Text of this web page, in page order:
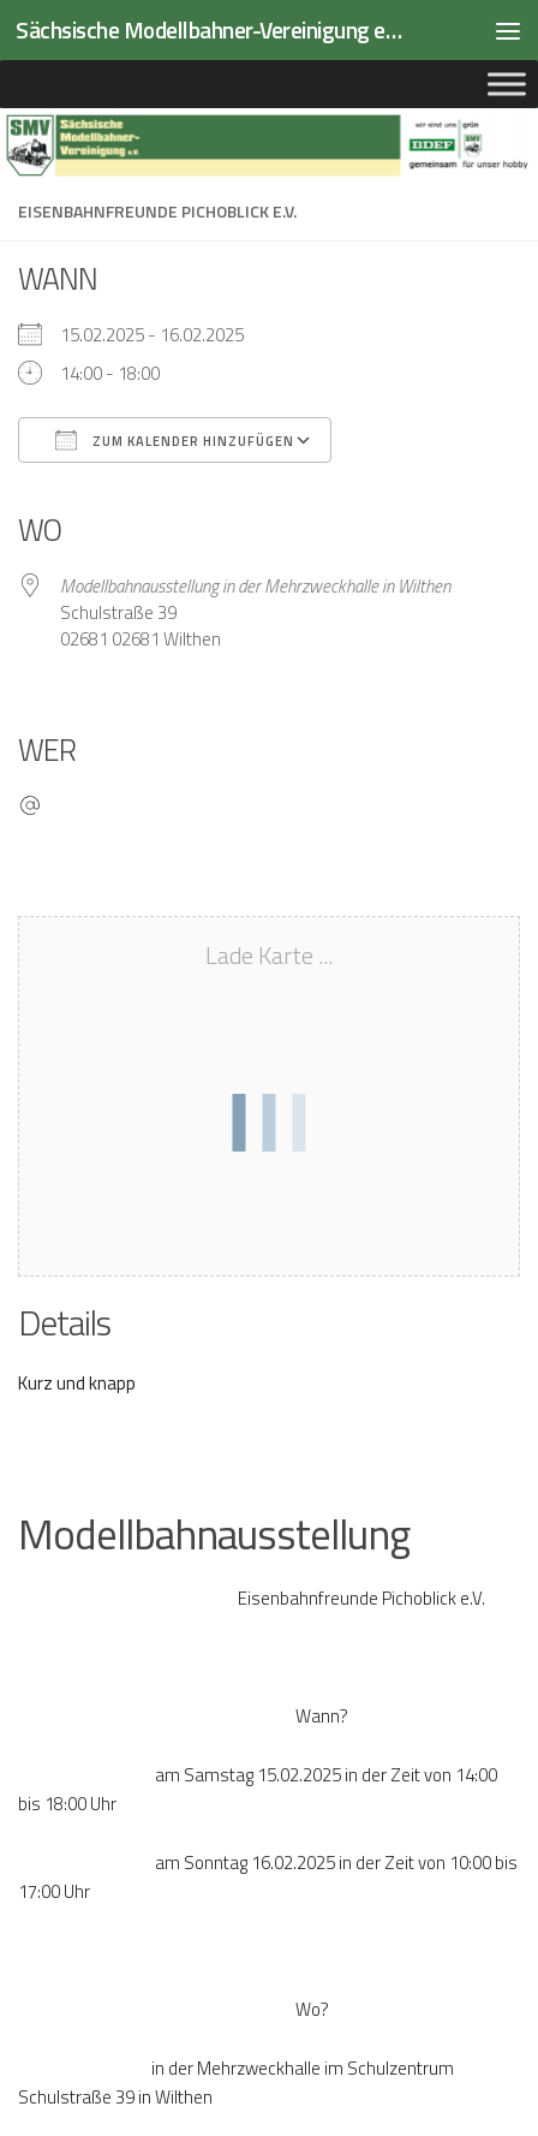
Zum Inhalt springen Sächsische Modellbahner-Vereinigung e.V.
EISENBAHNFREUNDE PICHOBLICK E.V.
WANN
15.02.2025 - 16.02.2025
14:00 - 18:00
ZUM KALENDER HINZUFÜGEN
WO
Modellbahnausstellung in der Mehrzweckhalle in Wilthen
Schulstraße 39
02681 02681 Wilthen
WER
Lade Karte ...
Details
Kurz und knapp
Modellbahnausstellung
Eisenbahnfreunde Pichoblick e.V.
Wann?
am Samstag 15.02.2025 in der Zeit von 14:00
bis 18:00 Uhr
am Sonntag 16.02.2025 in der Zeit von 10:00 bis
17:00 Uhr
Wo?
in der Mehrzweckhalle im Schulzentrum
Schulstraße 39 in Wilthen